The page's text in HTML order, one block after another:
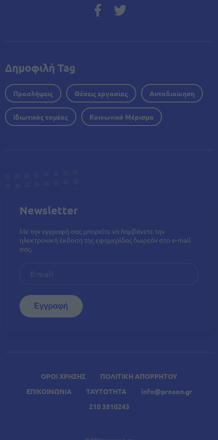
ΟΡΟΙ ΧΡΗΣΗΣ
ΠΟΛΙΤΙΚΗ ΑΠΟΡΡΗΤΟΥ
ΕΠΙΚΟΙΝΩΝΙΑ
ΤΑΥΤΟΤΗΤΑ
info@proson.gr
210 3810243
Δημοφιλή Tag
Προσλήψεις Θέσεις εργασίας Αυτοδιοίκηση
Ιδιωτικός τομέας Κοινωνικό Μέρισμα
Newsletter
Με την εγγραφή σας μπορείτε να λαμβάνετε την
ηλεκτρονική έκδοση της εφημερίδας δωρεάν στο e-mail
σας.